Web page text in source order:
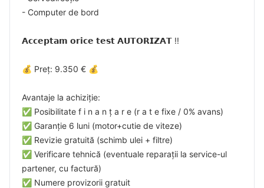
- Computer de bord
𝗔𝗰𝗰𝗲𝗽𝘁𝗮𝗺 𝗼𝗿𝗶𝗰𝗲 𝘁𝗲𝘀𝘁 𝗔𝗨𝗧𝗢𝗥𝗜𝗭𝗔𝗧 !!
💰 Preț: 9.350 € 💰
Avantaje la achiziție:
✅ Posibilitate f i n a n ț a r e (r a t e fixe / 0% avans)
✅ Garanție 6 luni (motor+cutie de viteze)
✅ Revizie gratuită (schimb ulei + filtre)
✅ Verificare tehnică (eventuale reparații la service-ul
partener, cu factură)
✅ Numere provizorii gratuit